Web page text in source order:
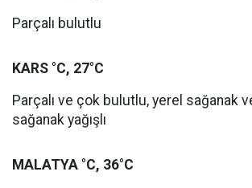
Parçalı bulutlu
KARS °C, 27°C
Parçalı ve çok bulutlu, yerel sağanak
sağanak yağışlı
MALATYA °C, 36°C